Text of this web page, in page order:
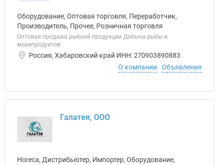
Оборудование, Оптовая торговля, Переработчик,
Производитель, Прочее, Розничная торговля
Оптовая продажа рыбной продукции Добыча рыбы и
морепродуктов
Россия, Хабаровский край ИНН: 270903890883
О компании
Объявления
Галатея, ООО
Horeca, Дистрибьютер, Импортер, Оборудование,